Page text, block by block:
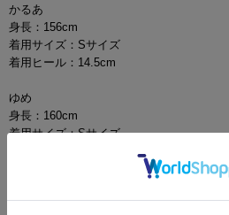
かるあ
身長：156cm
着用サイズ：Sサイズ
着用ヒール：14.5cm
ゆめ
身長：160cm
着用サイズ：Sサイズ
▼サイズは全て平置きの採寸となってお